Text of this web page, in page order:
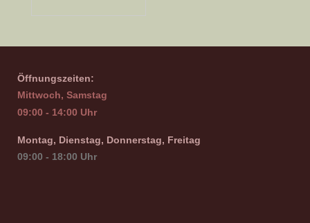
Öffnungszeiten:
Mittwoch, Samstag
09:00 - 14:00 Uhr
Montag, Dienstag, Donnerstag, Freitag
09:00 - 18:00 Uhr